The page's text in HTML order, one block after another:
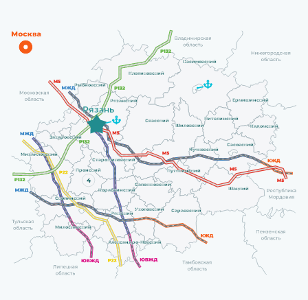
ЮВЖД
Рыбновский
Клепиковский
Касимовский
Рязанский Ермишинский
Спасский
Шиловский
Пителинский
Кадомский
Захаровский
Михайловский
Старожиловский
Чучковский
Сасовский
Пронский
4
Путятинский
Кораблинский
Сапожковский
Шацкий
Скопинский
Ухоловский
Сараевский
Ряжский
Милославский
Александро-Невский
Рязань